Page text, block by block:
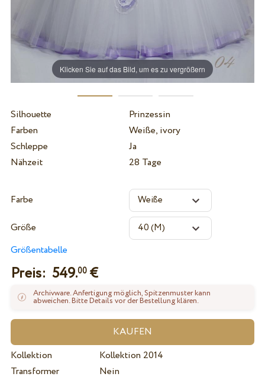
Klicken Sie auf das Bild, um es zu vergrößern
Silhouette
Prinzessin
Farben
Weiße, ivory
Schleppe
Ja
Nähzeit
28 Tage
Farbe
Größe
Größentabelle
Preis: 549.00€
Archivware. Anfertigung möglich, Spitzenmuster kann
abweichen. Bitte Details vor der Bestellung klären.
Kollektion
Kollektion 2014
Transformer
Nein